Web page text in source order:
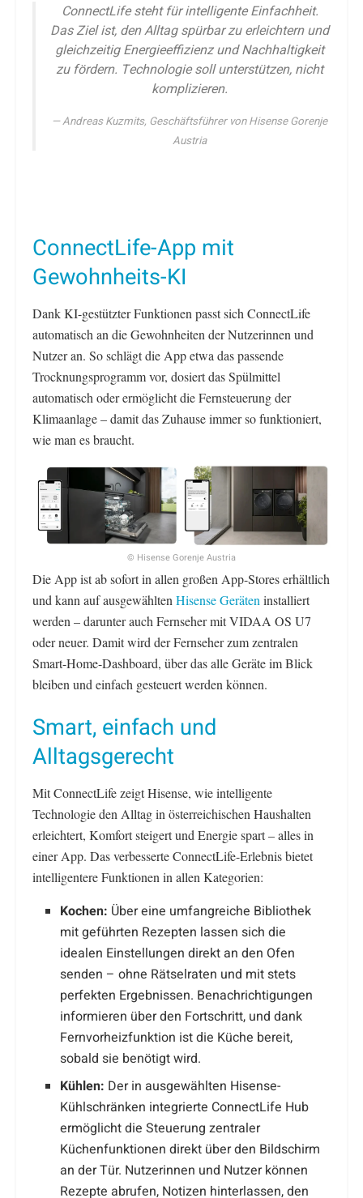
ConnectLife steht für intelligente Einfachheit.
Das Ziel ist, den Alltag spürbar zu erleichtern und
gleichzeitig Energieeffizienz und Nachhaltigkeit
zu fördern. Technologie soll unterstützen, nicht
komplizieren.
Andreas Kuzmits, Geschäftsführer von Hisense Gorenje
Austria
ConnectLife-App mit
Gewohnheits-KI
Dank KI-gestützter Funktionen passt sich ConnectLife
automatisch an die Gewohnheiten der Nutzerinnen und
Nutzer an. So schlägt die App etwa das passende
Trocknungsprogramm vor, dosiert das Spülmittel
automatisch oder ermöglicht die Fernsteuerung der
Klimaanlage – damit das Zuhause immer so funktioniert,
wie man es braucht.
© Hisense Gorenje Austria
Die App ist ab sofort in allen großen App-Stores erhältlich
und kann auf ausgewählten Hisense Geräten installiert
werden – darunter auch Fernseher mit VIDAA OS U7
oder neuer. Damit wird der Fernseher zum zentralen
Smart-Home-Dashboard, über das alle Geräte im Blick
bleiben und einfach gesteuert werden können.
Smart, einfach und
Alltagsgerecht
Mit ConnectLife zeigt Hisense, wie intelligente
Technologie den Alltag in österreichischen Haushalten
erleichtert, Komfort steigert und Energie spart – alles in
einer App. Das verbesserte ConnectLife-Erlebnis bietet
intelligentere Funktionen in allen Kategorien:
Kochen: Über eine umfangreiche Bibliothek
mit geführten Rezepten lassen sich die
idealen Einstellungen direkt an den Ofen
senden – ohne Rätselraten und mit stets
perfekten Ergebnissen. Benachrichtigungen
informieren über den Fortschritt, und dank
Fernvorheizfunktion ist die Küche bereit,
sobald sie benötigt wird.
Kühlen: Der in ausgewählten Hisense-
Kühlschränken integrierte ConnectLife Hub
ermöglicht die Steuerung zentraler
Küchenfunktionen direkt über den Bildschirm
an der Tür. Nutzerinnen und Nutzer können
Rezepte abrufen, Notizen hinterlassen, den